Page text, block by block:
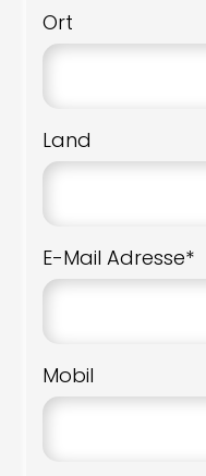
Ort
Land
E-Mail Adresse*
Mobil